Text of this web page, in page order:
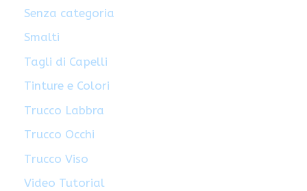
Senza categoria
Smalti
Tagli di Capelli
Tinture e Colori
Trucco Labbra
Trucco Occhi
Trucco Viso
Video Tutorial